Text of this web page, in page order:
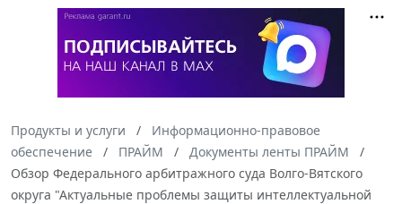
Продукты и услуги
Информационно-правовое
обеспечение
ПРАЙМ
Документы ленты ПРАЙМ
Обзор Федерального арбитражного суда Волго-Вятского
округа "Актуальные проблемы защиты интеллектуальной